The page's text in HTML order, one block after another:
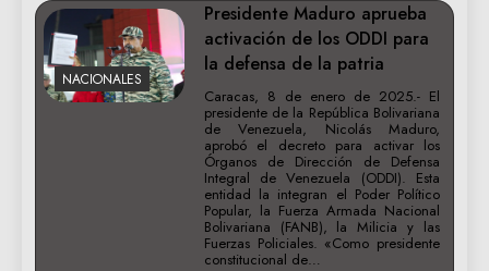
NACIONALES
Presidente Maduro aprueba
activación de los ODDI para
la defensa de la patria
Caracas, 8 de enero de 2025.- El
presidente de la República Bolivariana
de Venezuela, Nicolás Maduro,
aprobó el decreto para activar los
Órganos de Dirección de Defensa
Integral de Venezuela (ODDI). Esta
entidad la integran el Poder Político
Popular, la Fuerza Armada Nacional
Bolivariana (FANB), la Milicia y las
Fuerzas Policiales. «Como presidente
constitucional de…